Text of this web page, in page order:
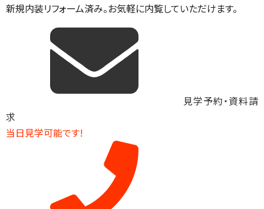
新規内装リフォーム済み。お気軽に内覧していただけます。
見学予約・資料請
求
当日見学可能です!